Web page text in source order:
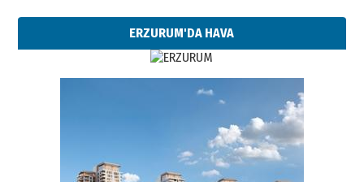
ERZURUM'DA HAVA